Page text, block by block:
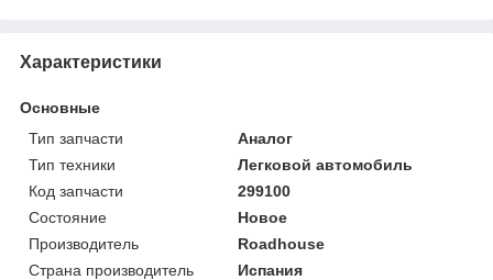
Характеристики
Основные
Тип запчасти
Аналог
Тип техники
Легковой автомобиль
Код запчасти
299100
Состояние
Новое
Производитель
Roadhouse
Страна производитель
Испания